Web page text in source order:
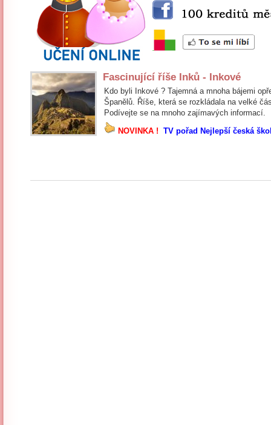
Fascinující říše Inků - Inkové
Kdo byli Inkové ? Tajemná a mnoha bájemi
Španělů. Říše, která se rozkládala na velké
Podívejte se na mnoho zajímavých informací.
NOVINKA ! TV pořad Nejlepší česká